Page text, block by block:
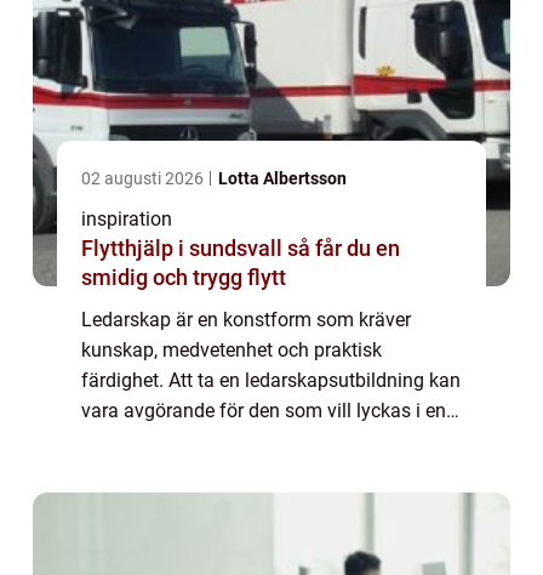
02 augusti 2026 Lotta Albertsson
inspiration
Flytthjälp i sundsvall så får du en
smidig och trygg flytt
Ledarskap är en konstform som kräver
kunskap, medvetenhet och praktisk
färdighet. Att ta en ledarskapsutbildning kan
vara avgörande för den som vill lyckas i en